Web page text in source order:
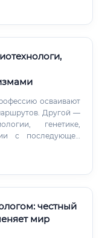
осваивают
Другой —
генетике,
с последующей
честный
мир